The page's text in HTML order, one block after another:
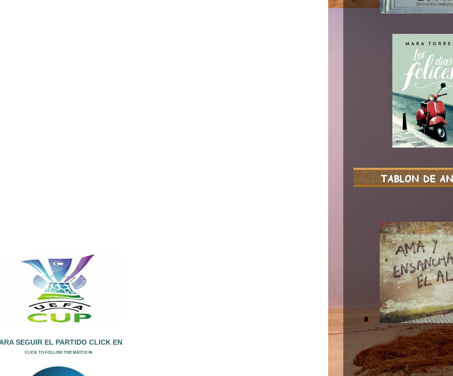
SEGUIR EL PARTIDO CLICK EN
CLICK TO FOLLOW THE MATCH IN